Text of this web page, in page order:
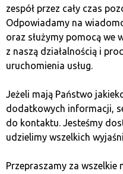
Byczy
Byczy rynek to okres,
systematycznie rosną,
do kupna i
zespół przez cały czas
Odpowiadamy na
oraz służymy pomocą we
z naszą działalnością i
uruchomienia usług.
Jeżeli mają Państwo
dodatkowych informacji,
do kontaktu. Jesteśmy
udzielimy wszelkich
Przepraszamy za